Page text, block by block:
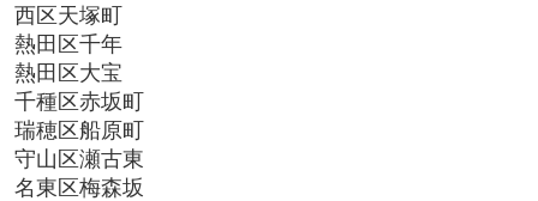
西区天塚町
熱田区千年
熱田区大宝
千種区赤坂町
瑞穂区船原町
守山区瀬古東
名東区梅森坂